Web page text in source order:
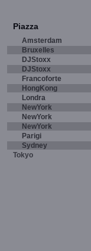
Piazza
Amsterdam
Bruxelles
DJStoxx
DJStoxx
Francoforte
HongKong
Londra
NewYork
NewYork
NewYork
Parigi
Sydney
Tokyo